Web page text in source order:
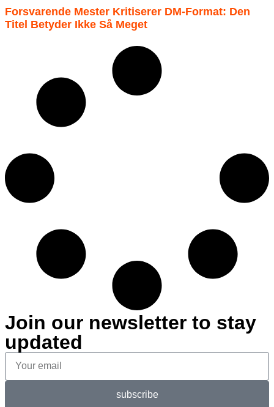
Forsvarende Mester Kritiserer DM-Format: Den
Titel Betyder Ikke Så Meget
Join our newsletter to stay
updated
subscribe